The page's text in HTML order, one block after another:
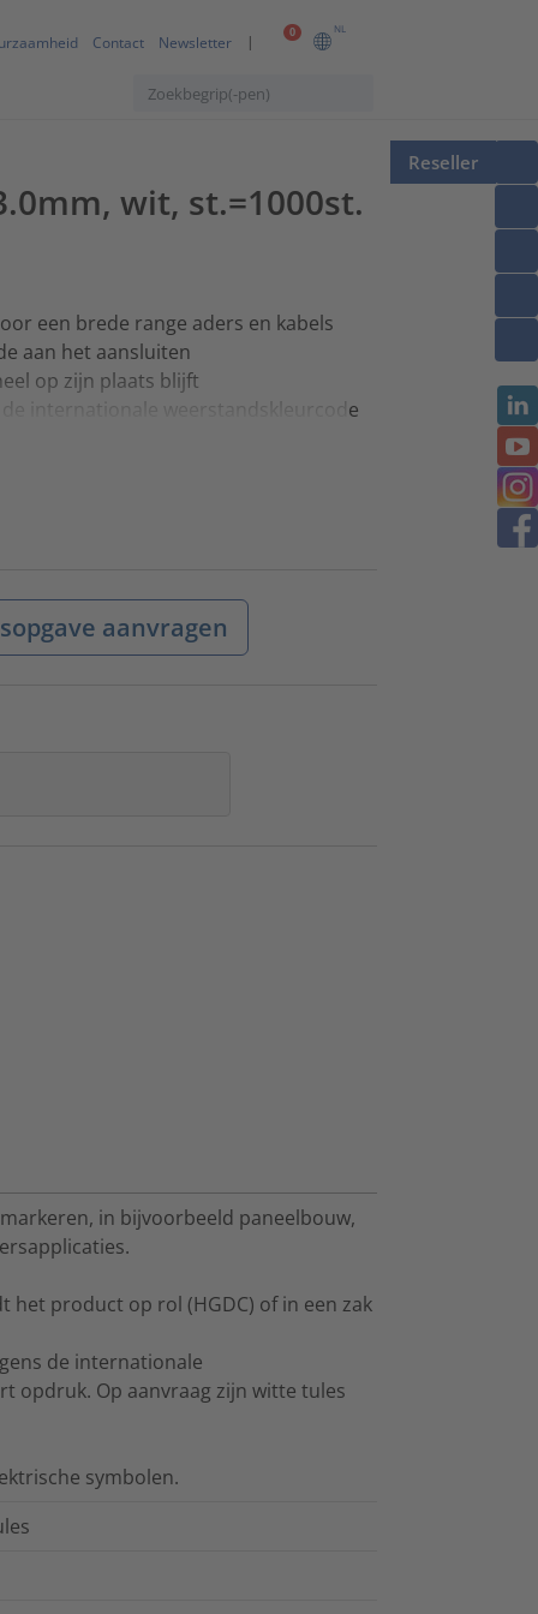
0 NL
Contact Newsletter
Reseller
wit, st.=1000st.
een brede range aders en kabels
aan het aansluiten
op zijn plaats blijft
internationale weerstandskleurcode
aanvragen
in bijvoorbeeld paneelbouw,
het product op rol (HGDC) of in een zak
de internationale
opdruk. Op aanvraag zijn witte tules
symbolen.